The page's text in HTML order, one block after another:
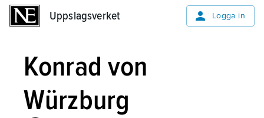
Uppslagsverket Logga in
Konrad von
Würzburg